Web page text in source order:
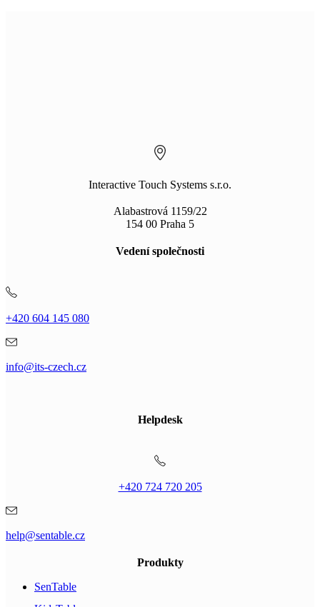
Interactive Touch Systems s.r.o.
Alabastrová 1159/22
154 00 Praha 5
Vedení společnosti
+420 604 145 080
info@its-czech.cz
Helpdesk
+420 724 720 205
help@sentable.cz
Produkty
SenTable